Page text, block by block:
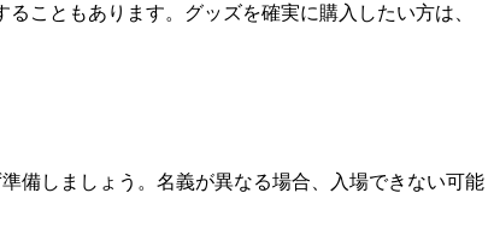
こともあります。グッズを確実に購入したい方は、
備しましょう。名義が異なる場合、入場できない可能